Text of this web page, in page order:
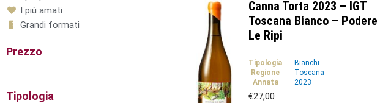
I più amati
Grandi formati
Prezzo
Tipologia
Canna Torta 2023 – IGT
Toscana Bianco – Podere
Le Ripi
Tipologia
Bianchi
Regione
Toscana
Annata
2023
€27,00